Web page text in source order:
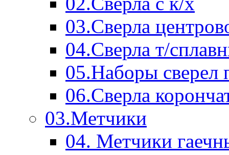
03.Сверла
04.Сверла т/
05.Наборы сверел
06.Сверла
03.Метчики
04. Метчики